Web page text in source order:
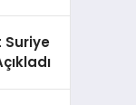
Suriye